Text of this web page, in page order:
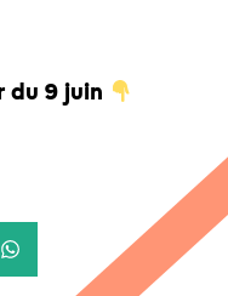
du 9 juin